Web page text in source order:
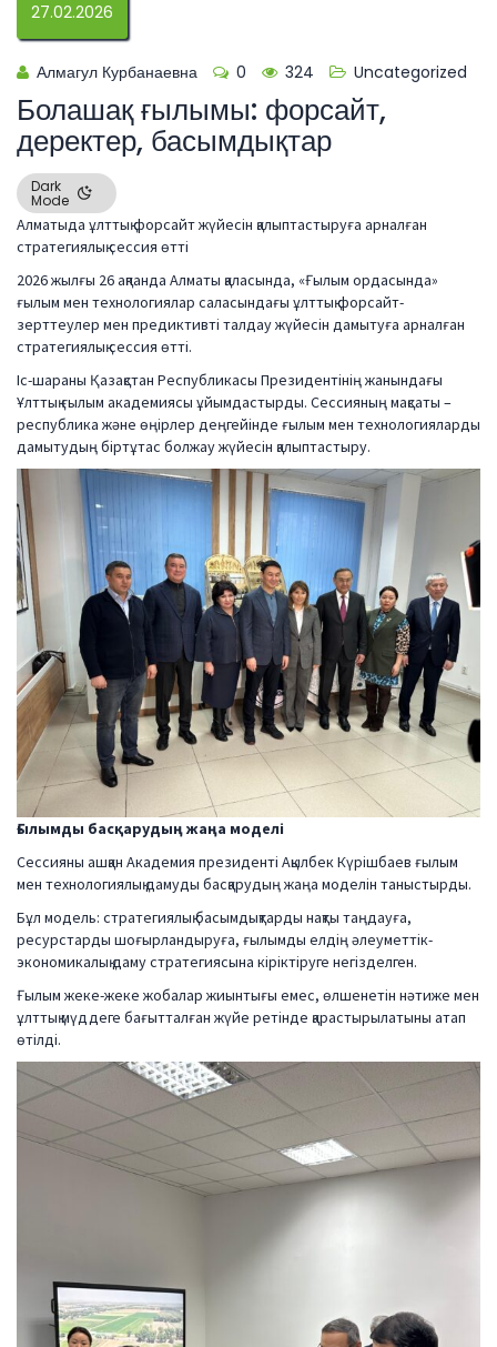
27.02.2026
Алмагул Курбанаевна 0 324 Uncategorized
Болашақ ғылымы: форсайт,
деректер, басымдықтар
Dark
Mode
Алматыда ұлттық форсайт жүйесін қалыптастыруға арналған
стратегиялық сессия өтті
2026 жылғы 26 ақпанда Алматы қаласында, «Ғылым ордасында»
ғылым мен технологиялар саласындағы ұлттық форсайт-
зерттеулер мен предиктивті талдау жүйесін дамытуға арналған
стратегиялық сессия өтті.
Іс-шараны Қазақстан Республикасы Президентінің жанындағы
Ұлттық ғылым академиясы ұйымдастырды. Сессияның мақсаты –
республика және өңірлер деңгейінде ғылым мен технологияларды
дамытудың біртұтас болжау жүйесін қалыптастыру.
Ғылымды басқарудың жаңа моделі
Сессияны ашқан Академия президенті Ақылбек Күрішбаев ғылым
мен технологиялық дамуды басқарудың жаңа моделін таныстырды.
Бұл модель: стратегиялық басымдықтарды нақты таңдауға,
ресурстарды шоғырландыруға, ғылымды елдің әлеуметтік-
экономикалық даму стратегиясына кіріктіруге негізделген.
Ғылым жеке-жеке жобалар жиынтығы емес, өлшенетін нәтиже мен
ұлттық мүддеге бағытталған жүйе ретінде қарастырылатыны атап
өтілді.